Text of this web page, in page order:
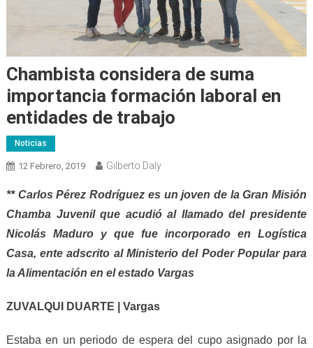
Chambista considera de suma
importancia formación laboral en
entidades de trabajo
Noticias
12 Febrero, 2019 Gilberto Daly
** Carlos Pérez Rodríguez es un joven de la Gran Misión
Chamba Juvenil que acudió al llamado del presidente
Nicolás Maduro y que fue incorporado en Logística
Casa, ente adscrito al Ministerio del Poder Popular para
la Alimentación en el estado Vargas
ZUVALQUI DUARTE | Vargas
Estaba en un periodo de espera del cupo asignado por la